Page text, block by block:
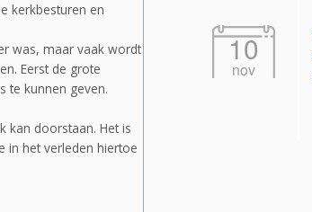
kerkbesturen en
was, maar vaak wordt
Eerst de grote
te kunnen geven.
kan doorstaan. Het is
in het verleden hiertoe
10
nov